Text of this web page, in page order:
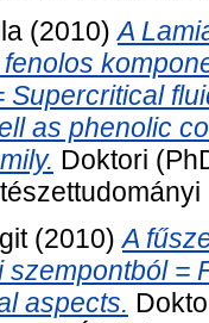
(2010)A
Supercritical
as phenolic
Doktori
(2010)A
szempontból =
aspects.